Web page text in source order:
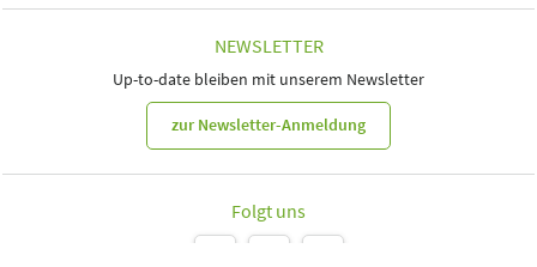
NEWSLETTER
Up-to-date bleiben mit unserem Newsletter
zur Newsletter-Anmeldung
Folgt uns